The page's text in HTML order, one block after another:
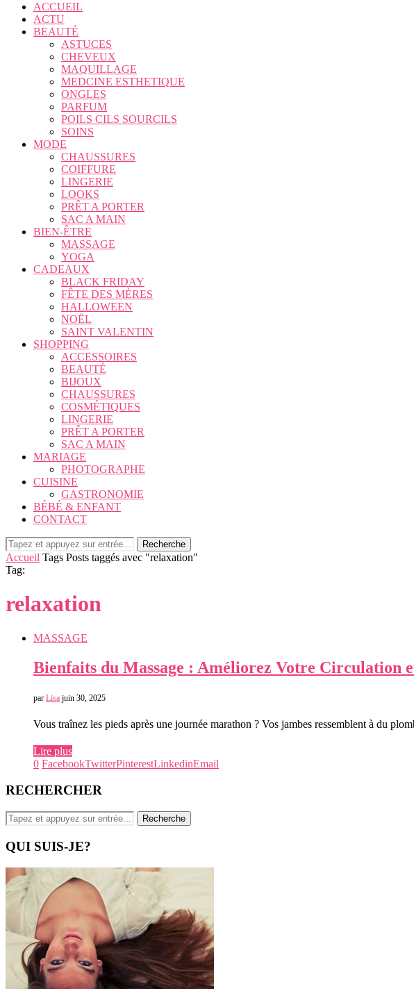
ACCUEIL
ACTU
BEAUTÉ
ASTUCES
CHEVEUX
MAQUILLAGE
MEDCINE ESTHETIQUE
ONGLES
PARFUM
POILS CILS SOURCILS
SOINS
MODE
CHAUSSURES
COIFFURE
LINGERIE
LOOKS
PRÊT A PORTER
SAC A MAIN
BIEN-ÊTRE
MASSAGE
YOGA
CADEAUX
BLACK FRIDAY
FÊTE DES MÈRES
HALLOWEEN
NOËL
SAINT VALENTIN
SHOPPING
ACCESSOIRES
BEAUTÉ
BIJOUX
CHAUSSURES
COSMÉTIQUES
LINGERIE
PRÊT A PORTER
SAC A MAIN
MARIAGE
PHOTOGRAPHE
CUISINE
GASTRONOMIE
BÉBÉ & ENFANT
CONTACT
Recherche
Accueil Tags Posts taggés avec "relaxation"
Tag:
relaxation
MASSAGE
Bienfaits du Massage : Améliorez Votre Circulation
par Lisa juin 30, 2025
Vous traînez les pieds après une journée marathon ? Vos jambes ressemblent à du
Lire plus
0 FacebookTwitterPinterestLinkedinEmail
RECHERCHER
QUI SUIS-JE?